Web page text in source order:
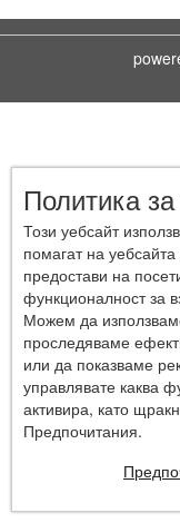
Политика
Този уебсайт
помагат на
предостави на
функционалност за
Можем да
проследяваме
или да показваме
управлявате каква
активира, като
Предпочитания.